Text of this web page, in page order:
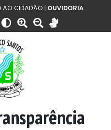
AO CIDADÃO | OUVIDORIA